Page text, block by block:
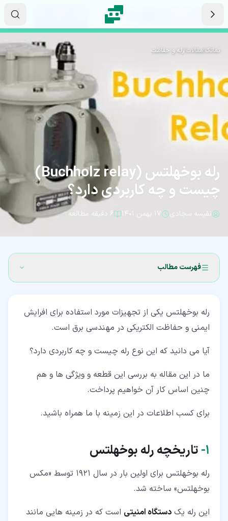
نماتک/مقالات/رله و حفاظت
رله بوخهلتس (Buchholz relay)
چیست و چه کاربردی دارد؟
نفیسه سجادی ۱۷ بهمن ۱۴۰۱ ۶ دقیقه مطالعه
فهرست مطالب
رله بوخهلتس یکی از تجهیزات مورد استفاده برای افرایش
ایمنی و حفاظت الکتریکی در مهندسی برق است.
آیا می دانید که این نوع رله چیست و چه کاربردی دارد؟
ما در این مقاله به بررسی این قطعه و ویژگی ها و هم
چنین اساس کار آن خواهیم پرداخت.
برای کسب اطلاعات در این زمینه با ما همراه باشید.
۱‏- تاریخچه رله بوخهلتس
رله بوخهلتس برای اولین بار در سال 1921 توسط «مکس
بوخهلتس» ساخته شد.
این رله یک دستگاه امنیتی است که در زمینه هایی مانند